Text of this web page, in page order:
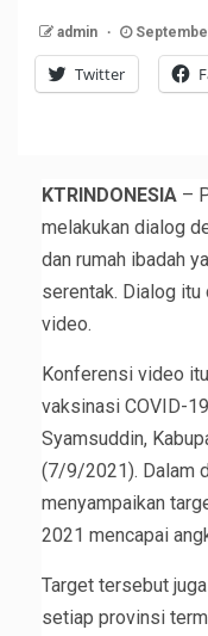
admin
Twitter
KTRINDONESIA –
melakukan dialog
dan rumah ibadah
serentak. Dialog
video.
Konferensi video
vaksinasi COVID-
Syamsuddin,
(7/9/2021). Dalam
menyampaikan
2021 mencapai
Target tersebut
setiap provinsi